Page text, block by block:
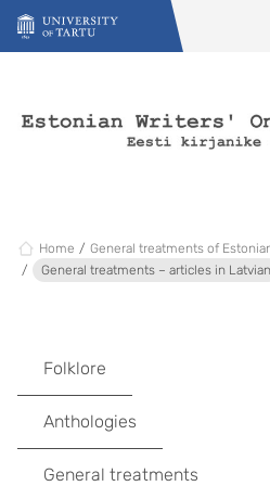
Skip to content
Home
General treatments of
General treatments – articles in Latvian
Folklore
Anthologies
General treatments